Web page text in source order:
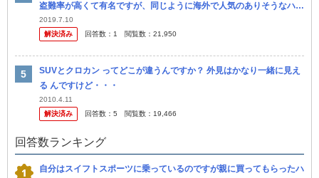
盗難率が高くて有名ですが、同じように海外で人気のありそうなハイ
ラックスは余り盗難の話を聞きません。 中古車を見ると同じように
かなり...
2019.7.10
解決済み
回答数： 1 閲覧数： 21,950
SUVとクロカン ってどこが違うんですか？ 外見はかなり一緒に見え
る んですけど・・・
2010.4.11
解決済み
回答数： 5 閲覧数： 19,466
回答数ランキング
自分はスイフトスポーツに乗っているのですが親に買ってもらったハ